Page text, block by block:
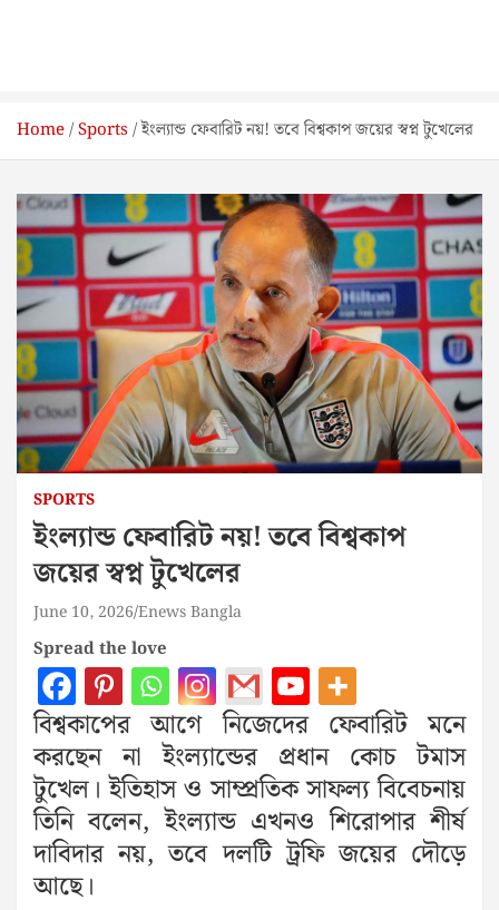
Home Sports ইংল্যান্ড ফেবারিট নয়! তবে বিশ্বকাপ জয়ের স্বপ্ন টুখেলের
SPORTS
ইংল্যান্ড ফেবারিট নয়! তবে বিশ্বকাপ
জয়ের স্বপ্ন টুখেলের
June 10, 2026 Enews Bangla
Spread the love
বিশ্বকাপের আগে নিজেদের ফেবারিট মনে
করছেন না ইংল্যান্ডের প্রধান কোচ টমাস
টুখেল। ইতিহাস ও সাম্প্রতিক সাফল্য বিবেচনায়
তিনি বলেন, ইংল্যান্ড এখনও শিরোপার শীর্ষ
দাবিদার নয়, তবে দলটি ট্রফি জয়ের দৌড়ে
আছে।